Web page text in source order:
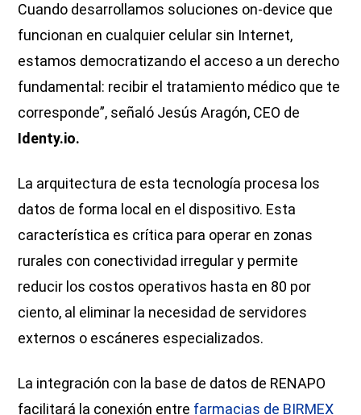
Cuando desarrollamos soluciones on-device que
funcionan en cualquier celular sin Internet,
estamos democratizando el acceso a un derecho
fundamental: recibir el tratamiento médico que te
corresponde”, señaló Jesús Aragón, CEO de
Identy.io.
La arquitectura de esta tecnología procesa los
datos de forma local en el dispositivo. Esta
característica es crítica para operar en zonas
rurales con conectividad irregular y permite
reducir los costos operativos hasta en 80 por
ciento, al eliminar la necesidad de servidores
externos o escáneres especializados.
La integración con la base de datos de RENAPO
facilitará la conexión entre farmacias de BIRMEX